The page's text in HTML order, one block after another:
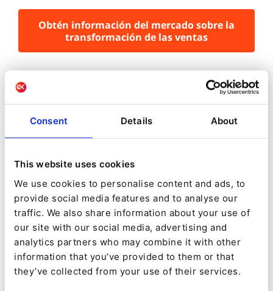
Consent Details About
This website uses cookies
We use cookies to personalise content and ads, to
provide social media features and to analyse our
traffic. We also share information about your use of
our site with our social media, advertising and
analytics partners who may combine it with other
information that you’ve provided to them or that
they’ve collected from your use of their services.
Obtén información del mercado sobre la
transformación de las ventas
Los beneficios de la
Transformación Digital
Analicemos algunos de los beneficios de la
1.
Tus clientes exigen lo digital: una encuesta
reciente de organizaciones B2B que trabajan en
una variedad de mercados en todo el mundo
encontró que el 75% de los clientes B2B habían
solicitado opciones de compra en línea ( Forbes
Uno de los mayores beneficios de la